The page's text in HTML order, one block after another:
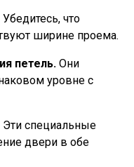
Убедитесь, что
ширине проема.
петель. Они
уровне с
Эти специальные
двери в обе